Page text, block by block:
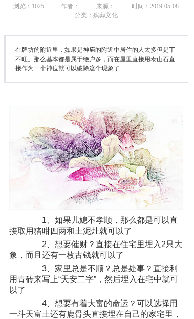
新
浏览： 1025 作者： 来源：
时间：2019-05-08
分类：殡葬文化
在牌坊的附近里，如果是神庙的附近中居住的人太多但是丁
不旺。那么基本都是属于绝户多，而在屋里直接用泰山石直
接作为一个神位就可以破除这个现象了
1、如果儿媳不孝顺，那么都是可以直
接取用猪咁四两和土泥灶就可以了
2、想要催财？直接在住宅里埋入2只大
象，而且还有一枚古钱就可以了
3、家里总是不顺？总是处事？直接利
用青砖来写上“天安二字”，然后埋入在宅中就可
以了
4、想要有着大富的命运？可以选择用
一斗天富土还有鹿骨头直接埋在自己的家宅里，